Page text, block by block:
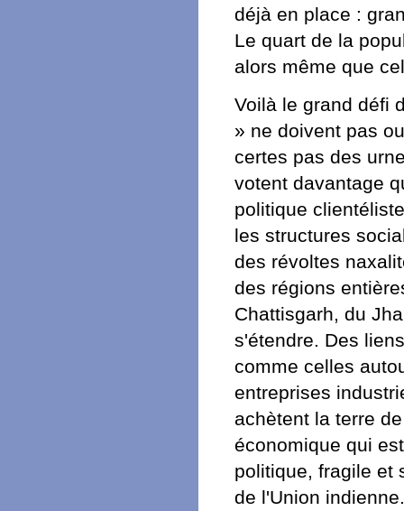
déjà en place :
Le quart de la
alors même que
Voilà le grand défi
» ne doivent pas
certes pas des
votent davantage
politique
les structures
des révoltes
des régions
Chattisgarh, du
s'étendre. Des
comme celles
entreprises
achètent la terre
économique qui
politique, fragile et
de l'Union indienne.